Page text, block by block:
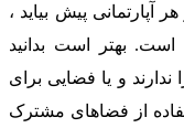
آپارتمانی پیش بیاید ،
است. بهتر است بدانید
ندارند و یا فضایی برای
از فضاهای مشترک